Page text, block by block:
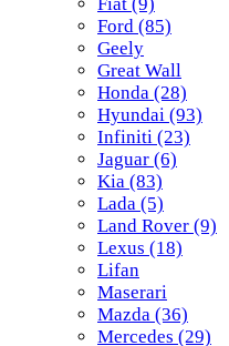
Ford (85)
Geely
Great Wall
Honda (28)
Hyundai (93)
Infiniti (23)
Jaguar (6)
Kia (83)
Lada (5)
Land Rover (9)
Lexus (18)
Lifan
Maserari
Mazda (36)
Mercedes (29)